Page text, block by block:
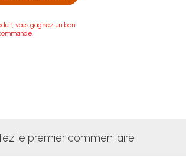
vous gagnez un bon
le premier commentaire